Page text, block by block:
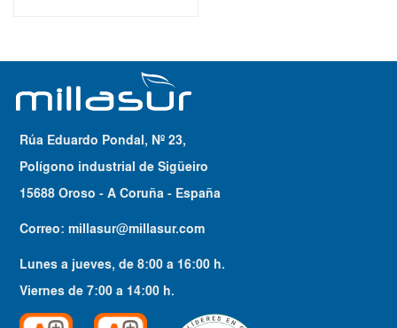
Rúa Eduardo Pondal, Nº 23,
Polígono industrial de Sigüeiro
15688 Oroso - A Coruña - España
Correo:millasur@millasur.com
Lunes a jueves, de8:00 a 16:00 h.
Viernes de7:00 a 14:00 h.